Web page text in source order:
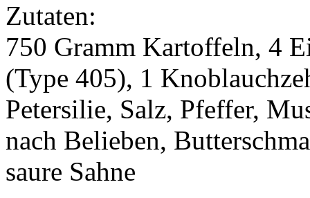
Zutaten:
750 Gramm Kartoffeln, 4
(Type 405), 1
Petersilie, Salz, Pfeffer,
nach Belieben,
saure Sahne